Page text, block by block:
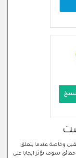
وخاصة عندما يتعلق
حقائق سوف تؤثر ايجابا على